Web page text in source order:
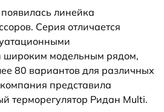
линейка
. Серия отличается
широким модельным рядом,
80 вариантов для различных
представила
терморегулятор Ридан Multi.